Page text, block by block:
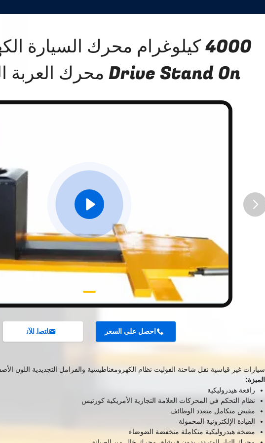
Drive Stand On محرك العربة الكهربائية
احصل على السعر ﺎﺘﺼﻟ ﺍﻶﻧ
سيارات غير قياسية نقل شاحنة الفوليت نظام الكهرومغناطيسية والفرامل التجديدية اللون
الميزة:
رافعة هيدروليكية
نظام التحكم في المحركات العلامة التجارية الأمريكية كورتيس
مقبض متكامل متعدد الوظائف
القيادة الإلكترونية المحمولة
مضخة هيدروليكية متكاملة منخفضة الضوضاء